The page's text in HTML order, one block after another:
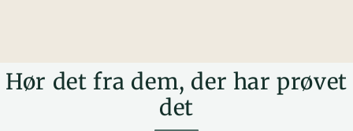
Hør det fra dem, der har prøvet
det